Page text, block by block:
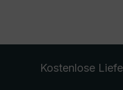
Kostenlose